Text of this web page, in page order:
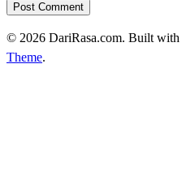
© 2026 DariRasa.com. Built
Theme.